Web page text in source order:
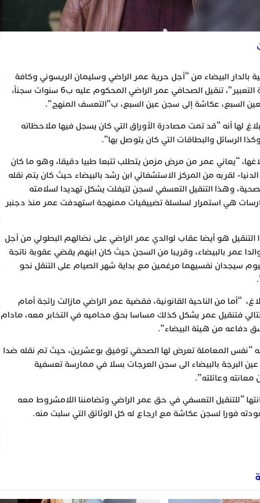
بالدار البيضاء من “أجل حرية عمر الراضي وسليمان الريسوني وكافة
معتقلي الرأي وحرية التعبير”، تنقيل الصحافي عمر الراضي المحكوم عليه ب6 سنوات سجناً،
السبع، عكاشة إلى سجن عين السبع، ب”التعسف المنهج”.
لها أنه “قد تمت مصادرة الأوراق التي كان يسجل فيها ملاحظاته
الرسائل والبطاقات التي كان يتوصل بها”.
“يعاني عمر من مرض مزمن يتطلب تتبعا طبيا دقيقا، وهو ما كان
لقربه من المركز الاستشفائي ابن رشد بالبيضاء حيث كان يتم نقله
وهذا التنقيل التعسفي لسجن لتيفلت يشكل تهديدا لسلامته
هي استمرار لسلسلة تضييقيات ممنهجة استهدفت عمر منذ دجنبر
التنقيل هو أيضا عقاب لوالدي عمر الراضي على نضالهم البطولي من أجل
عمر بالبيضاء، وقريبا من السجن حيث كان ابنهم يقضي عقوبة ناتجة
سيجدان نفسيهما مرغمين مع بداية شهر الصيام على التنقل نحو
“أما من الناحية القانونية، فقضية عمر الراضي مازالت رائجة أمام
فتنقيل عمر يشكل كذلك مساسا بحق محاميه في التخابر معه، مادام
دفاعه من هيئة البيضاء”.
“نفس المعاملة تعرض لها الصحفي توفيق بوعشرين، حيث تم نقله ضدا
البرجة بالبيضاء الى سجن العرجات بسلا في ممارسة تعسفية
معانته وعائلته”.
“للتنقيل التعسفي في حق عمر الراضي وتضامننا اللامشروط معه
فورا لسجن عكاشة مع ارجاع له كل الوثائق التي سلبت منه.